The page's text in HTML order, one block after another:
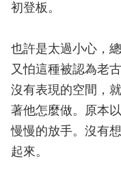
初登板。
也許是太過小心，
又怕這種被認為老
沒有表現的空間，
著他怎麼做。原本
慢慢的放手。沒有
起來。